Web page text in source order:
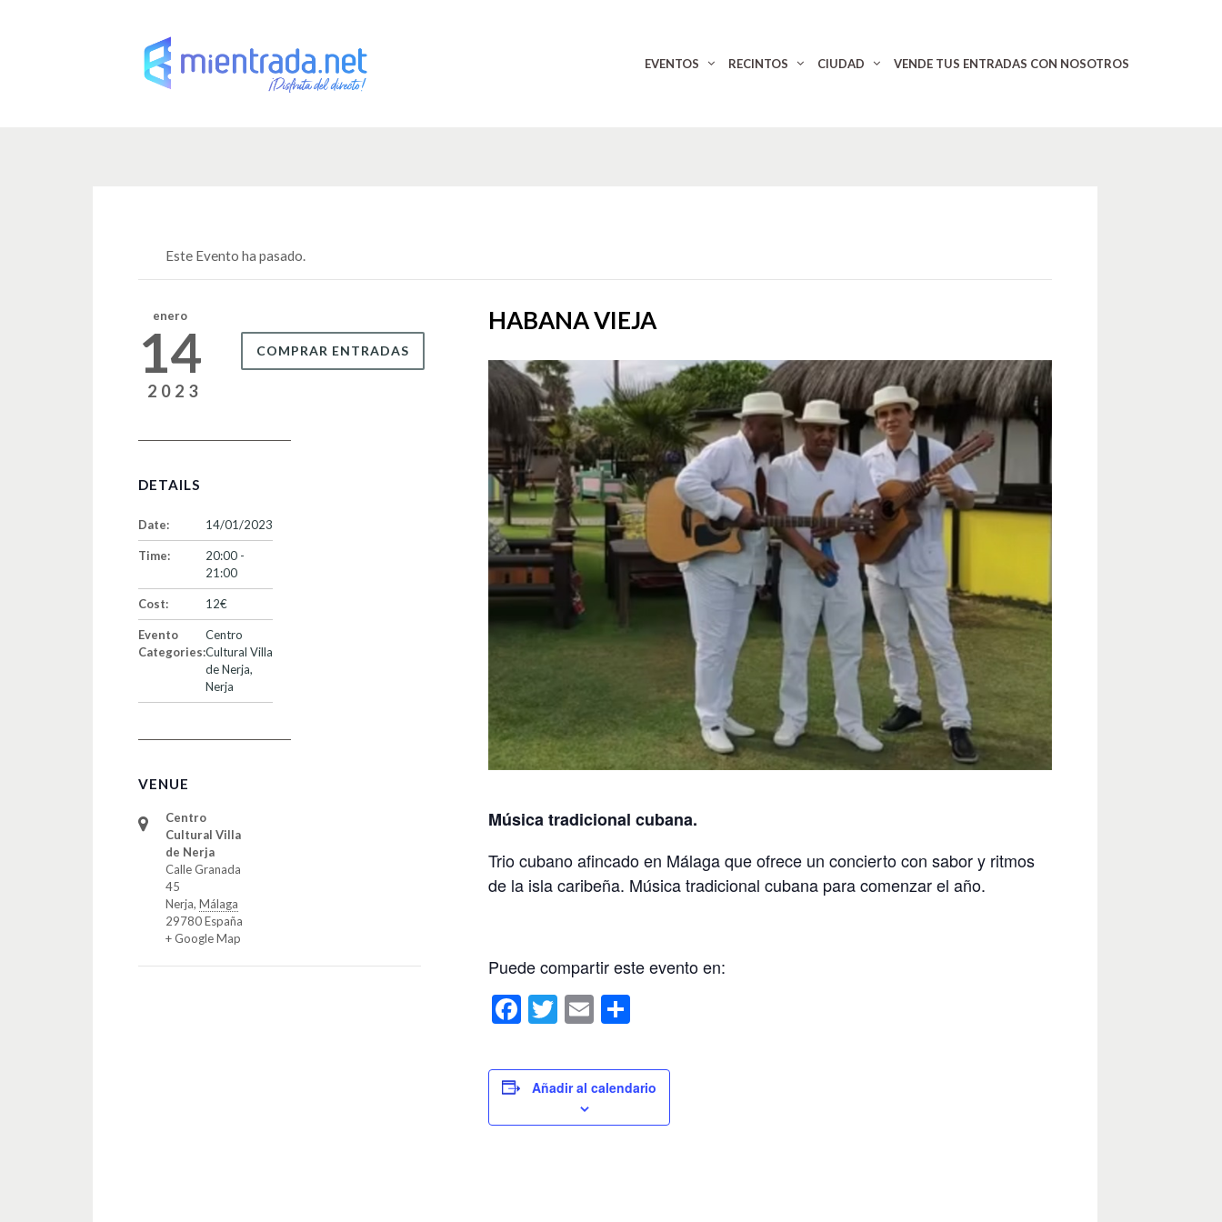
EVENTOS RECINTOS CIUDAD VENDE TUS ENTRADAS CON NOSOTROS
Este Evento ha pasado.
HABANA VIEJA
Música tradicional cubana.
Trio cubano afincado en Málaga que ofrece un concierto con sabor y ritmos
de la isla caribeña. Música tradicional cubana para comenzar el año.
Puede compartir este evento en:
F
a
c
e
b
T
wi
tt
er
E
m
ail
C
m
p
ar
Añadir al calendario
enero
14
2023
COMPRAR ENTRADAS
DETAILS
Date: 14/01/2023
Time:
20:00 -
21:00
Cost: 12€
Evento
Categories:
Centro
Cultural Villa
de Nerja,
Nerja
VENUE
Centro
Cultural Villa
de Nerja
Calle Granada
45
Nerja, Málaga
29780España
+ Google Map